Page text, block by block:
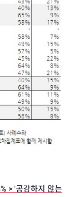
> '공감하지 않는